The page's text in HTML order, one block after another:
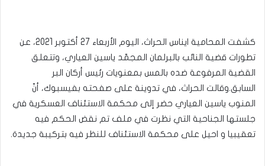
كشفت المحامية ايناس الحراث، اليوم الأربعاء 27 أكتوبر 2021، عن
تطورات قضية النائب بالبرلمان المجمّد ياسين العياري، وتتعلق
القضية المرفوعة ضده بالمس بمعنويات رئيس أركان البر
السابق.وقالت الحراث، في تدوينة على صفحته بفيسبوك، أنّ
المنوب ياسين العياري حضر إلى محكمة الاستئناف العسكرية في
جلستها الجناحية التي نظرت في ملف تم نقض الحكم فيه
تعقيبيا و احيل على محكمة الاستئناف للنظر فيه بتركيبة جديدة.